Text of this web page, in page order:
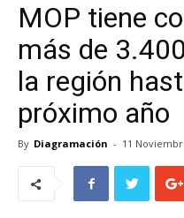
MOP tiene
más de
la región
próximo año
By Diagramación - 11